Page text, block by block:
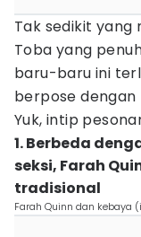
Tak sedikit yang
Toba yang
baru-baru ini
berpose
Yuk, intip
1. Berbeda
seksi, Farah
tradisional
Farah Quinn dan